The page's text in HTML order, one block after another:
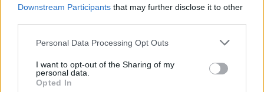
Downstream Participants that may further disclose it to other
Personal Data Processing Opt Outs
I want to opt-out of the Sharing of my
personal data.
Opted In